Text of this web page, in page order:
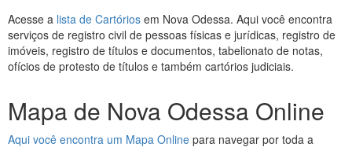
Acesse a lista de Cartórios em Nova Odessa. Aqui você encontra
serviços de registro civil de pessoas físicas e jurídicas, registro de
imóveis, registro de títulos e documentos, tabelionato de notas,
ofícios de protesto de títulos e também cartórios judiciais.
Mapa de Nova Odessa Online
Aqui você encontra um Mapa Online para navegar por toda a